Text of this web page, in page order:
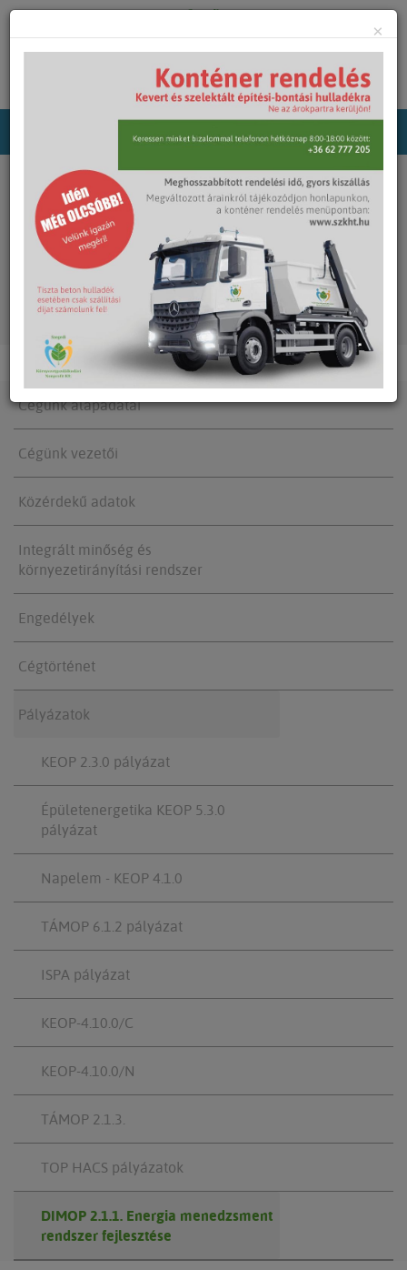
Főoldal Rólunk Pályázatok
DIMOP 2.1.1. Energia menedzsment rendszer
fejlesztése
Cégünk alapadatai
Cégünk vezetői
Közérdekű adatok
Integrált minőség és
környezetirányítási rendszer
Engedélyek
Cégtörténet
Pályázatok
KEOP 2.3.0 pályázat
Épületenergetika KEOP 5.3.0
pályázat
Napelem - KEOP 4.1.0
TÁMOP 6.1.2 pályázat
ISPA pályázat
KEOP-4.10.0/C
KEOP-4.10.0/N
TÁMOP 2.1.3.
TOP HACS pályázatok
DIMOP 2.1.1. Energia menedzsment
rendszer fejlesztése
×